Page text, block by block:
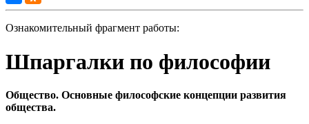
Ознакомительный фрагмент работы:
Шпаргалки по философии
Общество. Основные философские концепции развития
общества.